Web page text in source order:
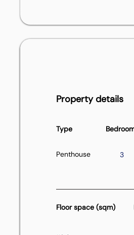
Property details
Type
Penthouse 3
Floor space (sqm)